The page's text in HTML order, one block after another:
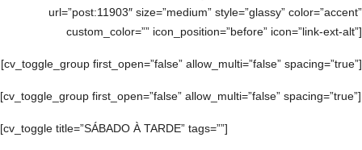
url=”post:11903″ size=”medium” style=”glassy” color=”accent”
custom_color=”” icon_position=”before” icon=”link-ext-alt”]
[cv_toggle_group first_open=”false” allow_multi=”false” spacing=”true”]
[cv_toggle_group first_open=”false” allow_multi=”false” spacing=”true”]
[cv_toggle title=”SÁBADO À TARDE” tags=””]